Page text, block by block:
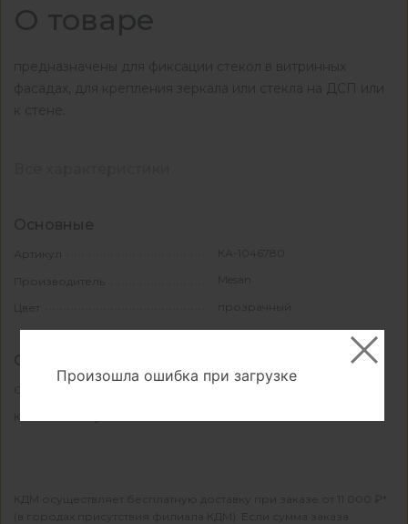
О товаре
предназначены для фиксации стекол в витринных
фасадах, для крепления зеркала или стекла на ДСП или
к стене.
Основные
Артикул КА-1046780
Производитель Mesan
Цвет прозрачный
Свойства и материалы
пластик
Количество в упаковке
КДМ осуществляет бесплатную доставку при заказе от 11 000 ₽*
(в городах присутствия филиала КДМ). Если сумма заказа
Произошла ошибка при загрузке